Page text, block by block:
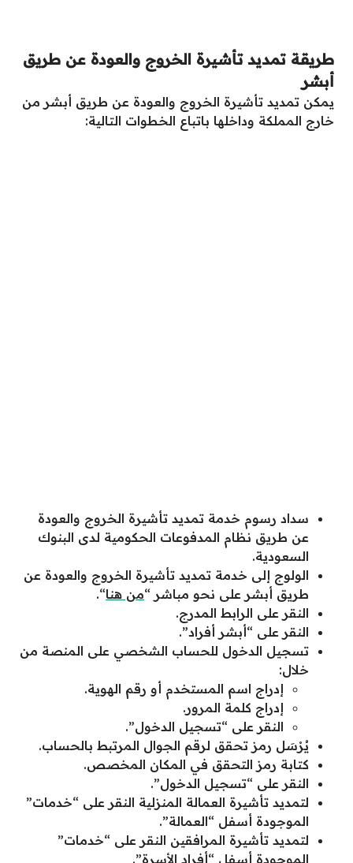
طريقة تمديد تأشيرة الخروج والعودة عن طريق
أبشر
يمكن تمديد تأشيرة الخروج والعودة عن طريق أبشر من
خارج المملكة وداخلها باتباع الخطوات التالية:
سداد رسوم خدمة تمديد تأشيرة الخروج والعودة
عن طريق نظام المدفوعات الحكومية لدى البنوك
السعودية.
الولوج إلى خدمة تمديد تأشيرة الخروج والعودة عن
طريق أبشر على نحو مباشر “من هنا“.
النقر على الرابط المدرج.
النقر على “أبشر أفراد”.
تسجيل الدخول للحساب الشخصي على المنصة من
خلال:
إدراج اسم المستخدم أو رقم الهوية.
إدراج كلمة المرور.
النقر على “تسجيل الدخول”.
يُرْسَل رمز تحقق لرقم الجوال المرتبط بالحساب.
كتابة رمز التحقق في المكان المخصص.
النقر على “تسجيل الدخول”.
لتمديد تأشيرة العمالة المنزلية النقر على “خدمات”
الموجودة أسفل “العمالة”.
لتمديد تأشيرة المرافقين النقر على “خدمات”
الموجودة أسفل “أفراد الأسرة”.